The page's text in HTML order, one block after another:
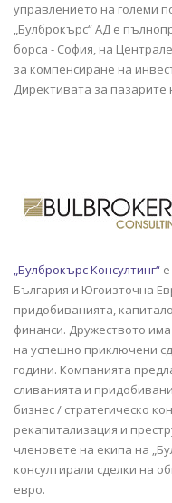
управлението на големи
„Булброкърс“ АД е
борса - София, на
за компенсиране на
Директиватa за пазарите
„Булброкърс Консултинг“
България и Югоизточна
придобиванията,
финанси. Дружеството
на успешно приключени
години. Компанията
сливанията и
бизнес / стратегическо
рекапитализация и
членовете на екипа на
консултирали сделки на
евро.